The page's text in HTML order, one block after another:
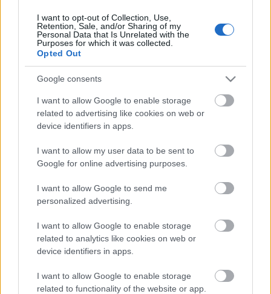
I want to opt-out of Collection, Use,
Retention, Sale, and/or Sharing of my
Personal Data that Is Unrelated with the
Purposes for which it was collected.
Opted Out
Google consents
I want to allow Google to enable storage
related to advertising like cookies on web or
device identifiers in apps.
I want to allow my user data to be sent to
Google for online advertising purposes.
I want to allow Google to send me
personalized advertising.
I want to allow Google to enable storage
related to analytics like cookies on web or
device identifiers in apps.
I want to allow Google to enable storage
related to functionality of the website or app.
Zendrajinx•2015. november 01.
Az ügyvédnő néha fantasztikus cuccokat szed össze
könyvfronton. Most is egy olyan könyvet adott
kölcsön, hogy még mindig nem tértem magamhoz
tőle. Monika Fagerholm Az amerikai lány című
regénye egy egészen különleges látomás. A Környék
nevű, svéd nyelvű, de Finnországhoz…
van valami ezekben az északiakban
Karen Blixen Volt egy farmom Afrikában című
kötetét olvastam most, és újra megállapítottam,
hogy ezekben az északi népekben van valami nagyon
vonzó. Valahogy másképp látják a dolgokat és ez
könyv voltaképpen egy afféle…